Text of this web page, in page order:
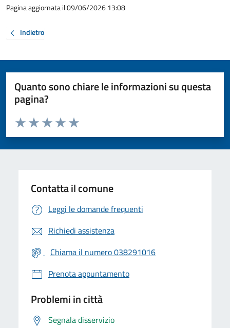
Pagina aggiornata il 09/06/2026 13:08
Indietro
Quanto sono chiare le informazioni su questa
pagina?
Valuta da 1 a 5 stelle la pagina
Valuta 5 stelle su 5
Valuta 4 stelle su 5
Valuta 3 stelle su 5
Valuta 2 stelle su 5
Valuta 1 stelle su 5
Contatta il comune
Leggi le domande frequenti
Richiedi assistenza
Chiama il numero 038291016
Prenota appuntamento
Problemi in città
Segnala disservizio